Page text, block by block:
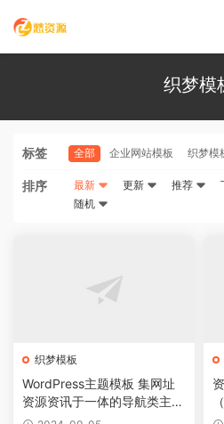
织梦模
标签 全部 企业网站模板 织梦模
排序 最新 更新 推荐
随机
织梦模板
WordPress主题模板 集网址
资源资讯于一体的导航类主题
导航主题垂直行业模板